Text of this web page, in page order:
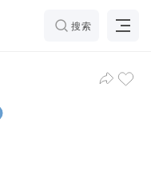
搜索
Mun Tuition